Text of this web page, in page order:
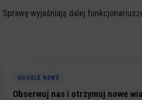
Sprawę wyjaśniają dalej
GOOGLE NEWS
Obserwuj nas i otrzymuj nowe